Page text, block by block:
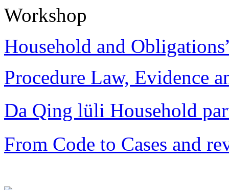
Workshop
Household and
Procedure Law, Evidence
Da Qing lüli Household
From Code to Cases and